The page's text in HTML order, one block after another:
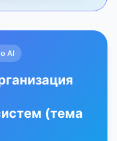
AI
(тема